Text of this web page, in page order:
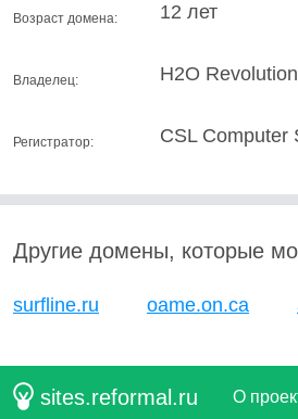
Возраст домена: 12 лет
Владелец: H2O
Регистратор: CSL Computer
Другие домены, которые
surfline.ru oame.on.ca
sites.reformal.ru О